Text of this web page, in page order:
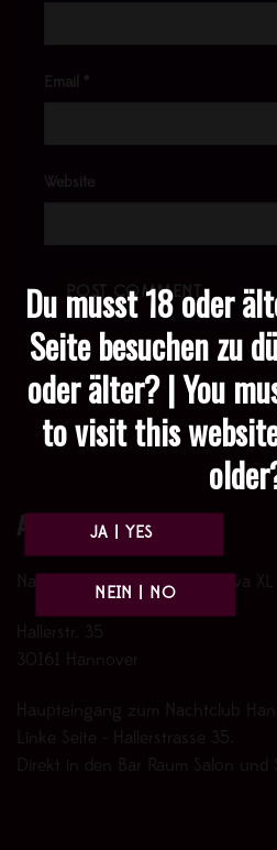
Du musst 18 oder
Seite besuchen zu
oder älter? | You
to visit this
Email *
Website
Anfahrt
Nachtclub Hannover Casanova XL
Hallerstr. 35
30161 Hannover
Haupteingang zum Nachtclub
Linke Seite - Hallerstrasse 35.
Direkt in den Bar Raum Salon und